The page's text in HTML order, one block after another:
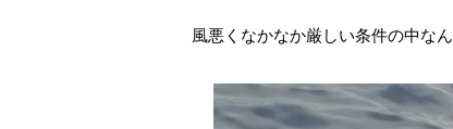
風悪くなかなか厳しい条件の中な